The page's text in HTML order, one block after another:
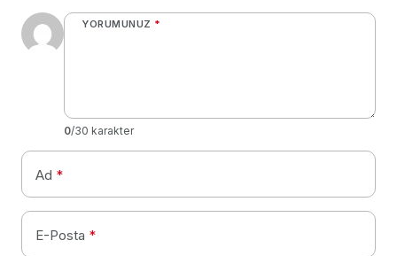
YORUMUNUZ *
0/30 karakter
Ad *
E-Posta *